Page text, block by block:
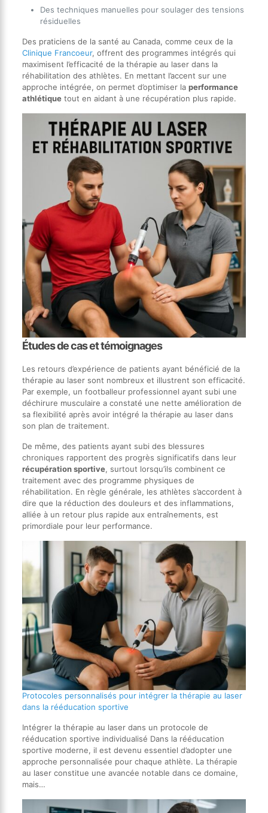
Des techniques manuelles pour soulager des tensions
résiduelles
Des praticiens de la santé au Canada, comme ceux de la
Clinique Francoeur, offrent des programmes intégrés qui
maximisent l’efficacité de la thérapie au laser dans la
réhabilitation des athlètes. En mettant l’accent sur une
approche intégrée, on permet d’optimiser la performance
athlétiquetout en aidant à une récupération plus rapide.
Études de cas et témoignages
Les retours d’expérience de patients ayant bénéficié de la
thérapie au laser sont nombreux et illustrent son efficacité.
Par exemple, un footballeur professionnel ayant subi une
déchirure musculaire a constaté une nette amélioration de
sa flexibilité après avoir intégré la thérapie au laser dans
son plan de traitement.
De même, des patients ayant subi des blessures
chroniques rapportent des progrès significatifs dans leur
récupération sportive, surtout lorsqu’ils combinent ce
traitement avec des programme physiques de
réhabilitation. En règle générale, les athlètes s’accordent à
dire que la réduction des douleurs et des inflammations,
alliée à un retour plus rapide aux entraînements, est
primordiale pour leur performance.
Protocoles personnalisés pour intégrer la thérapie au laser
dans la rééducation sportive
Intégrer la thérapie au laser dans un protocole de
rééducation sportive individualisé Dans la rééducation
sportive moderne, il est devenu essentiel d’adopter une
approche personnalisée pour chaque athlète. La thérapie
au laser constitue une avancée notable dans ce domaine,
mais…